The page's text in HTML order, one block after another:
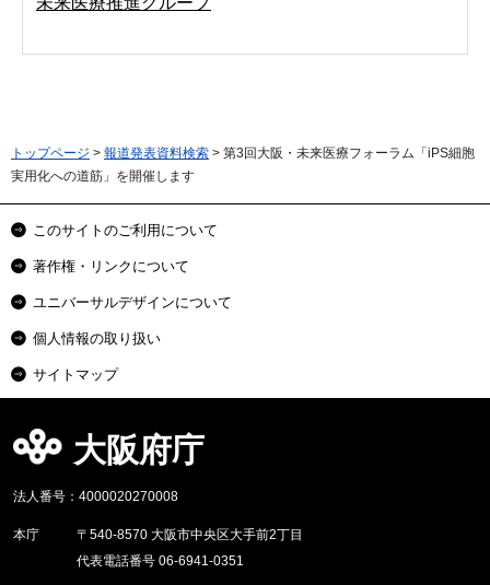
トップページ > 報道発表資料検索 > 第3回大阪・未来医療フォーラム「iPS細胞
実用化への道筋」を開催します
このサイトのご利用について
著作権・リンクについて
ユニバーサルデザインについて
個人情報の取り扱い
サイトマップ
大阪府庁
法人番号：4000020270008
本庁
〒540-8570 大阪市中央区大手前2丁目
代表電話番号 06-6941-0351